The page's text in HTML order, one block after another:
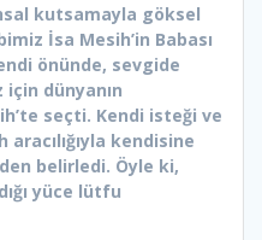
kutsamayla göksel
İsa Mesih’in Babası
önünde, sevgide
dünyanın
seçti. Kendi isteği ve
aracılığıyla kendisine
belirledi. Öyle ki,
yüce lütfu